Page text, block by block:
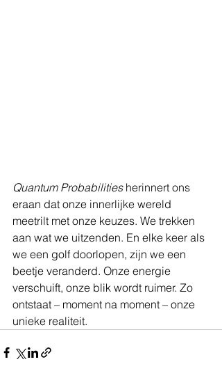
Quantum Probabilities herinnert ons
eraan dat onze innerlijke wereld
meetrilt met onze keuzes. We trekken
aan wat we uitzenden. En elke keer als
we een golf doorlopen, zijn we een
beetje veranderd. Onze energie
verschuift, onze blik wordt ruimer. Zo
ontstaat – moment na moment – onze
unieke realiteit.